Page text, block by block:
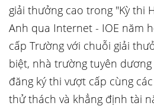
giải thưởng cao trong "Kỳ thi
Anh qua Internet - IOE năm
cấp Trường với chuỗi giải
biệt, nhà trường tuyên
đăng ký thi vượt cấp cùng
thử thách và khẳng định tài